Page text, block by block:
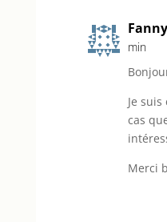
Fanny
min
Je
cas
Merci